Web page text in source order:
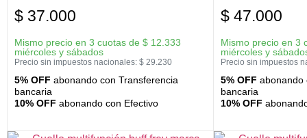
$ 37.000
Mismo precio en 3 cuotas de $ 12.333
miércoles y sábados
Precio sin impuestos nacionales: $ 29.230
5% OFF abonando con Transferencia
bancaria
10% OFF abonando con Efectivo
$ 47.000
Mismo precio en 3
miércoles y
Precio sin impuestos
5% OFF abonando
bancaria
10% OFF